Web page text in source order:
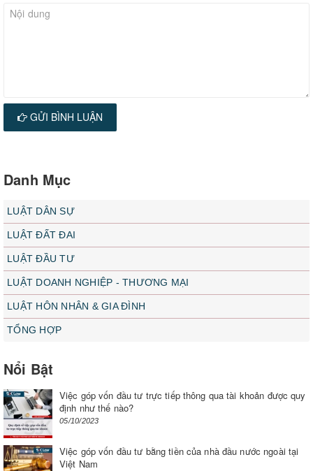
GỬI BÌNH LUẬN
Danh Mục
LUẬT DÂN SỰ
LUẬT ĐẤT ĐAI
LUẬT ĐẦU TƯ
LUẬT DOANH NGHIỆP - THƯƠNG MẠI
LUẬT HÔN NHÂN & GIA ĐÌNH
TỔNG HỢP
Nổi Bật
Việc góp vốn đầu tư trực tiếp thông qua tài khoản được quy
định như thế nào?
05/10/2023
Việc góp vốn đầu tư bằng tiền của nhà đầu nước ngoài tại
Việt Nam